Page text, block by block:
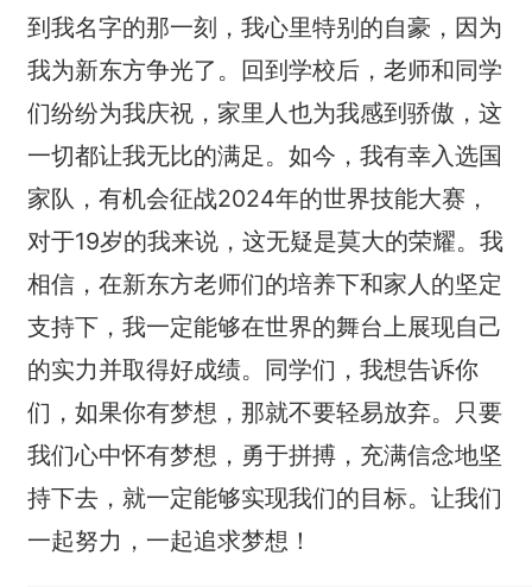
到我名字的那一刻，我心里特别的自豪，因为
我为新东方争光了。回到学校后，老师和同学
们纷纷为我庆祝，家里人也为我感到骄傲，这
一切都让我无比的满足。如今，我有幸入选国
家队，有机会征战2024年的世界技能大赛，
对于19岁的我来说，这无疑是莫大的荣耀。我
相信，在新东方老师们的培养下和家人的坚定
支持下，我一定能够在世界的舞台上展现自己
的实力并取得好成绩。同学们，我想告诉你
们，如果你有梦想，那就不要轻易放弃。只要
我们心中怀有梦想，勇于拼搏，充满信念地坚
持下去，就一定能够实现我们的目标。让我们
一起努力，一起追求梦想！